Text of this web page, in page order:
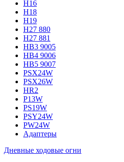
H16
H18
H19
H27 880
H27 881
HB3 9005
HB4 9006
HB5 9007
PSX24W
PSX26W
HR2
P13W
PS19W
PSY24W
PW24W
Адаптеры
Дневные ходовые огни